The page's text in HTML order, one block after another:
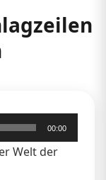
00:00
Welt der